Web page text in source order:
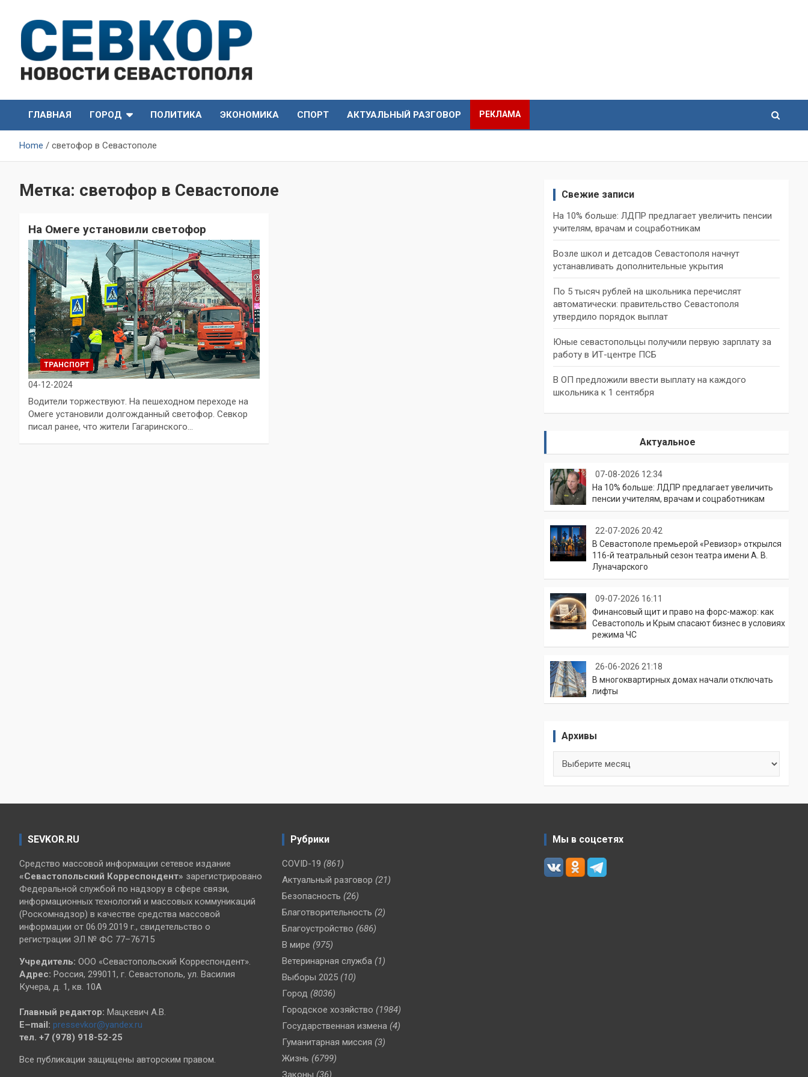
content
СевКор — Новости
Севастополя
Севастополя
ГЛАВНАЯ
ГОРОД ПОЛИТИКА ЭКОНОМИКА СПОРТ АКТУАЛЬНЫЙ РАЗГОВОР РЕКЛАМА
Home светофор в Севастополе
Метка: светофор в Севастополе
На Омеге установили светофор
ТРАНСПОРТ
04-12-2024
Водители торжествуют. На пешеходном переходе на
Омеге установили долгожданный светофор. Севкор
писал ранее, что жители Гагаринского…
Свежие записи
На 10% больше: ЛДПР предлагает увеличить пенсии
учителям, врачам и соцработникам
Возле школ и детсадов Севастополя начнут
устанавливать дополнительные укрытия
По 5 тысяч рублей на школьника перечислят
автоматически: правительство Севастополя
утвердило порядок выплат
Юные севастопольцы получили первую зарплату за
работу в ИТ-центре ПСБ
В ОП предложили ввести выплату на каждого
школьника к 1 сентября
Актуальное
07-08-2026 12:34
На 10% больше: ЛДПР предлагает увеличить
пенсии учителям, врачам и соцработникам
22-07-2026 20:42
В Севастополе премьерой «Ревизор» открылся
116-й театральный сезон театра имени А. В.
Луначарского
09-07-2026 16:11
Финансовый щит и право на форс-мажор: как
Севастополь и Крым спасают бизнес в условиях
режима ЧС
26-06-2026 21:18
В многоквартирных домах начали отключать
лифты
Архивы
SEVKOR.RU
Средство массовой информации сетевое издание
«Севастопольский Корреспондент» зарегистрировано
Федеральной службой по надзору в сфере связи,
информационных технологий и массовых коммуникаций
(Роскомнадзор) в качестве средства массовой
информации от 06.09.2019 г., свидетельство о
регистрации ЭЛ № ФС 77–76715
Учредитель: ООО «Севастопольский Корреспондент».
Адрес: Россия, 299011, г. Севастополь, ул. Василия
Кучера, д. 1, кв. 10А
Главный редактор: Мацкевич А.В.
E–mail: pressevkor@yandex.ru
тел. +7 (978) 918-52-25
Все публикации защищены авторским правом.
Рубрики
COVID-19 (861)
Актуальный разговор (21)
Безопасность (26)
Благотворительность (2)
Благоустройство (686)
В мире (975)
Ветеринарная служба (1)
Выборы 2025 (10)
Город (8036)
Городское хозяйство (1984)
Государственная измена (4)
Гуманитарная миссия (3)
Жизнь (6799)
Законы (36)
Мы в соцсетях